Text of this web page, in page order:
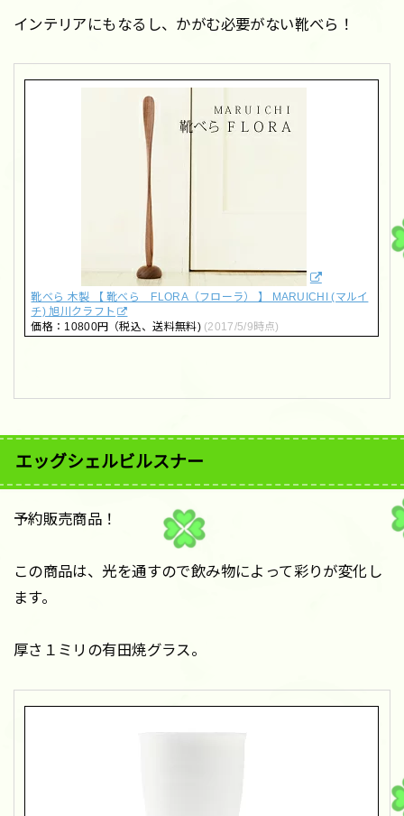
インテリアにもなるし、かがむ必要がない靴べら！
靴べら 木製 【 靴べら FLORA（フローラ） 】 MARUICHI (マルイ
チ) 旭川クラフト
価格：10800円（税込、送料無料) (2017/5/9時点)
エッグシェルビルスナー
予約販売商品！
この商品は、光を通すので飲み物によって彩りが変化し
ます。
厚さ１ミリの有田焼グラス。